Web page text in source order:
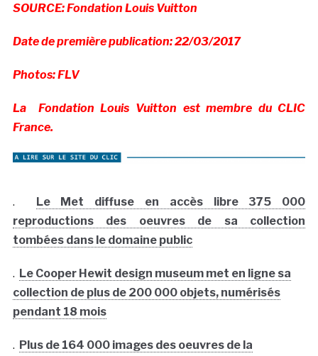
SOURCE: Fondation Louis Vuitton
Date de première publication: 22/03/2017
Photos: FLV
La Fondation Louis Vuitton est membre du CLIC
France.
.
Le Met diffuse en accès libre 375 000
reproductions des oeuvres de sa collection
tombées dans le domaine public
. Le Cooper Hewit design museum met en ligne sa
collection de plus de 200 000 objets, numérisés
pendant 18 mois
. Plus de 164 000 images des oeuvres de la